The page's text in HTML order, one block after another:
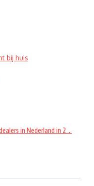
in Nederland in 2 ...